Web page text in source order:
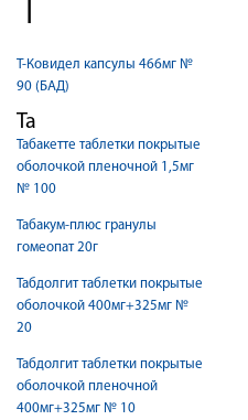
Т-Ковидел капсулы 466мг №
90 (БАД)
Та
Табакетте таблетки покрытые
оболочкой пленочной 1,5мг
№ 100
Табакум-плюс гранулы
гомеопат 20г
Табдолгит таблетки покрытые
оболочкой 400мг+325мг №
20
Табдолгит таблетки покрытые
оболочкой пленочной
400мг+325мг № 10